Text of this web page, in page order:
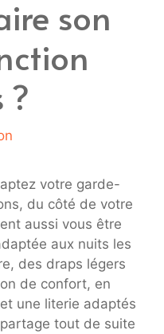
son
?
votre garde-
du côté de votre
aussi vous être
aux nuits les
des draps légers
de confort, en
une literie adaptés
tout de suite